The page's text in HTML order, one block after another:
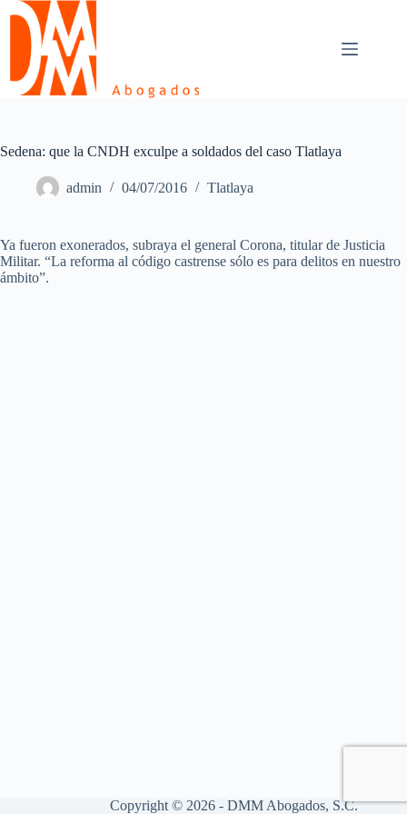
Skip
content
Sedena: que la CNDH exculpe a soldados del caso Tlatlaya
admin 04/07/2016 Tlatlaya
Ya fueron exonerados, subraya el general Corona, titular de Justicia
Militar. “La reforma al código castrense sólo es para delitos en nuestro
ámbito”.
Copyright © 2026 - DMM Abogados, S.C.